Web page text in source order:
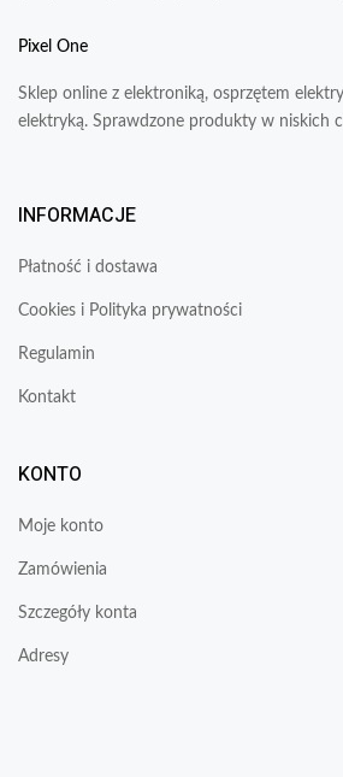
Pixel One
Sklep online z elektroniką, osprzętem
elektryką. Sprawdzone produkty w niskich
INFORMACJE
Płatność i dostawa
Cookies i Polityka prywatności
Regulamin
Kontakt
KONTO
Moje konto
Zamówienia
Szczegóły konta
Adresy